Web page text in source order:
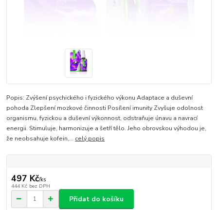
Popis: Zvýšení psychického i fyzického výkonu Adaptace a duševní
pohoda Zlepšení mozkové činnosti Posílení imunity Zvyšuje odolnost
organismu, fyzickou a duševní výkonnost, odstraňuje únavu a navrací
energii. Stimuluje, harmonizuje a šetří tělo. Jeho obrovskou výhodou je,
že neobsahuje kofein,... celý popis
497 Kč/ks
444 Kč bez DPH
Přidat do košíku